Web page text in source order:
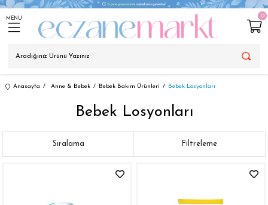
MENU 0
Anasayfa Anne & Bebek Bebek Bakım Ürünleri Bebek Losyonları
Bebek Losyonları
Filtreleme
Sıralama